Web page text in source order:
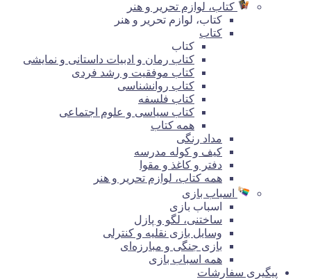
کتاب، لوازم تحریر و هنر
کتاب، لوازم تحریر و هنر
کتاب
کتاب
کتاب رمان و ادبیات داستانی و نمایشی
کتاب موفقیت و رشد فردی
کتاب روانشناسی
کتاب فلسفه
کتاب سیاسی و علوم اجتماعی
همه کتاب
مداد رنگی
کیف و کوله مدرسه
دفتر و کاغذ و مقوا
همه کتاب، لوازم تحریر و هنر
اسباب بازی
اسباب بازی
ساختنی، لگو و پازل
وسایل بازی نقلیه و کنترلی
بازی جنگی و مبارزه‌ای
همه اسباب بازی
پیگیری سفارشات